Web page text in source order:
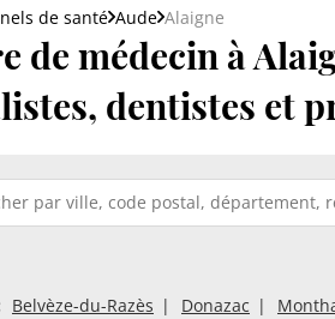
de santé Aude Alaigne
de médecin à
dentistes et
Belvèze-du-Razès Donazac